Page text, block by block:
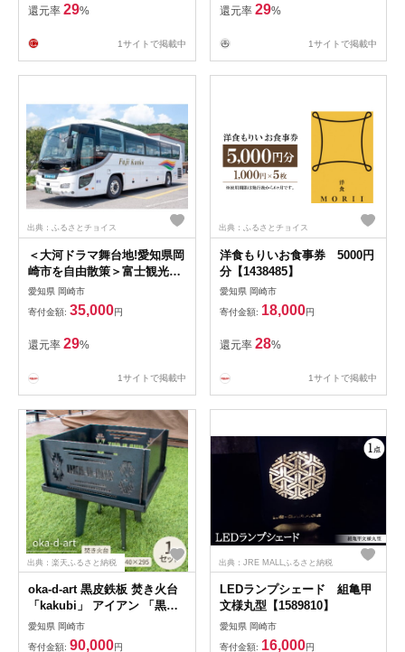
還元率 29%
1サイトで掲載中
還元率 29%
1サイトで掲載中
出典：ふるさとチョイス
＜大河ドラマ舞台地!愛知県岡
崎市を自由散策＞富士観光ス
ペシャルチケット10000円
【1420496】
愛知県 岡崎市
寄付金額: 35,000円
還元率 29%
1サイトで掲載中
出典：ふるさとチョイス
洋食もりいお食事券 5000円
分【1438485】
愛知県 岡崎市
寄付金額: 18,000円
還元率 28%
1サイトで掲載中
出典：楽天ふるさと納税
oka-d-art 黒皮鉄板 焚き火台
「kakubi」 アイアン 「黒皮
鉄板ロストル付き」
【1253121】
愛知県 岡崎市
寄付金額: 90,000円
出典：JRE MALLふるさと納税
LEDランプシェード 組亀甲
文様丸型【1589810】
愛知県 岡崎市
寄付金額: 16,000円